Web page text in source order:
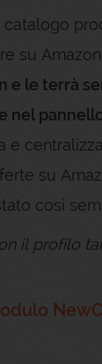
su Amazon:
e le terrà
nel
e
su
così
il profilo